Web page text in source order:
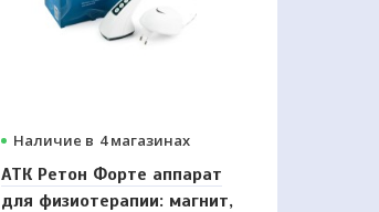
Наличие в 4 магазинах
АТК Ретон Форте аппарат
для физиотерапии: магнит,